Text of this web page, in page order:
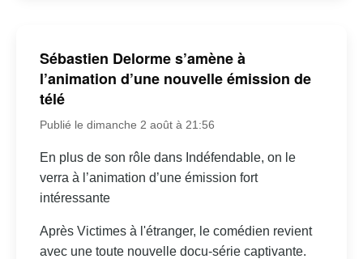
Sébastien Delorme s’amène à
l’animation d’une nouvelle émission de
télé
Publié le dimanche 2 août à 21:56
En plus de son rôle dans Indéfendable, on le
verra à l’animation d’une émission fort
intéressante
Après Victimes à l'étranger, le comédien revient
avec une toute nouvelle docu-série captivante.